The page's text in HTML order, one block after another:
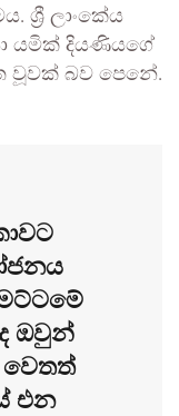
ශ්‍රී ලාංකේය
යමික් දියණියගේ
වූවක් බව පෙනේ.
ඔවුන්
වෙතත්
එන